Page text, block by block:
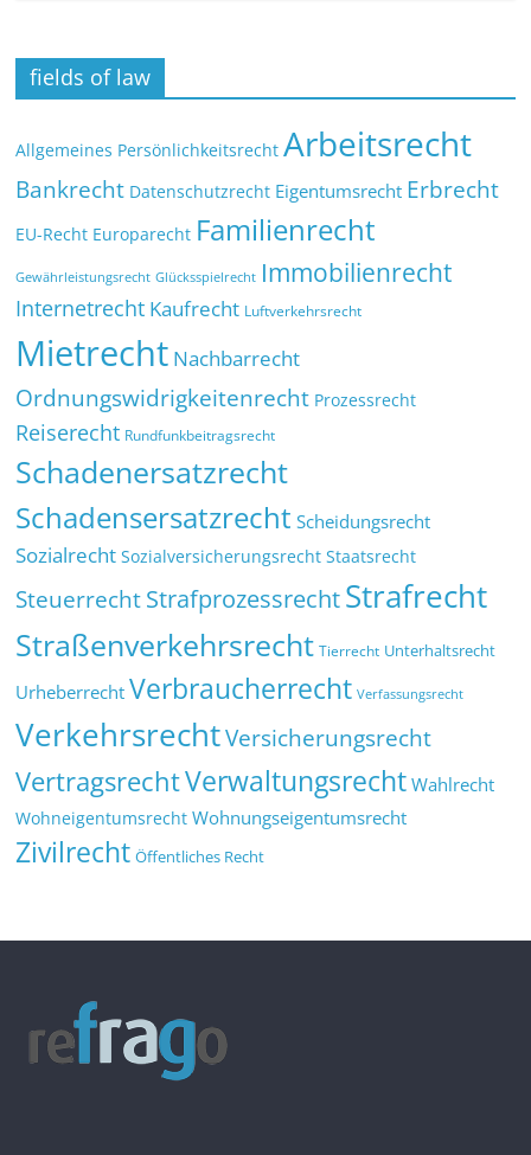
fields of law
Allgemeines Persönlichkeitsrecht Arbeitsrecht
Bankrecht Datenschutzrecht Eigentumsrecht Erbrecht
EU-Recht Europarecht Familienrecht
Gewährleistungsrecht Glücksspielrecht Immobilienrecht
Internetrecht Kaufrecht Luftverkehrsrecht
Mietrecht Nachbarrecht
Ordnungswidrigkeitenrecht Prozessrecht
Reiserecht Rundfunkbeitragsrecht
Schadenersatzrecht
Schadensersatzrecht Scheidungsrecht
Sozialrecht Sozialversicherungsrecht Staatsrecht
SteuerrechtStrafprozessrechtStrafrecht
Straßenverkehrsrecht Tierrecht Unterhaltsrecht
Urheberrecht Verbraucherrecht Verfassungsrecht
VerkehrsrechtVersicherungsrecht
VertragsrechtVerwaltungsrecht Wahlrecht
Wohneigentumsrecht Wohnungseigentumsrecht
Zivilrecht Öffentliches Recht